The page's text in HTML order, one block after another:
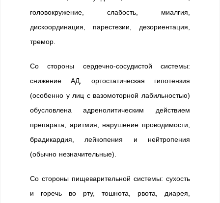
головокружение, слабость, миалгия,
дискоординация, парестезии, дезориентация,
тремор.
Со стороны сердечно-сосудистой системы:
снижение АД, ортостатическая гипотензия
(особенно у лиц с вазомоторной лабильностью)
обусловлена адренолитическим действием
препарата, аритмия, нарушение проводимости,
брадикардия, лейкопения и нейтропения
(обычно незначительные).
Со стороны пищеварительной системы: сухость
и горечь во рту, тошнота, рвота, диарея,